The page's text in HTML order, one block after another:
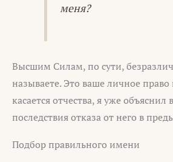
меня?
Высшим Силам, по сути,
называете. Это ваше личное
касается отчества, я уже
последствия отказа от него в
Подбор правильного имени